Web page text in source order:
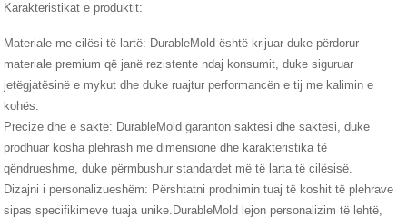
Karakteristikat e produktit:
Materiale me cilësi të lartë: DurableMold është krijuar duke përdorur
materiale premium që janë rezistente ndaj konsumit, duke siguruar
jetëgjatësinë e mykut dhe duke ruajtur performancën e tij me kalimin e
kohës.
Precize dhe e saktë: DurableMold garanton saktësi dhe saktësi, duke
prodhuar kosha plehrash me dimensione dhe karakteristika të
qëndrueshme, duke përmbushur standardet më të larta të cilësisë.
Dizajni i personalizueshëm: Përshtatni prodhimin tuaj të koshit të plehrave
sipas specifikimeve tuaja unike.DurableMold lejon personalizim të lehtë,